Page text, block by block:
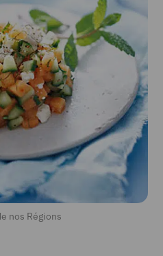
nos Régions